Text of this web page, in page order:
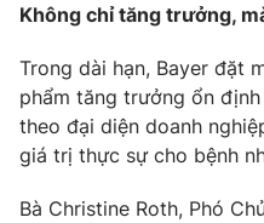
Không chỉ tăng trưởng,
Trong dài hạn, Bayer đặt
phẩm tăng trưởng ổn
theo đại diện doanh
giá trị thực sự cho bệnh
Bà Christine Roth, Phó